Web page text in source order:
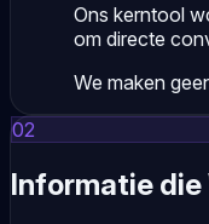
Ons kerntool
om directe
We maken
02
Informatie die